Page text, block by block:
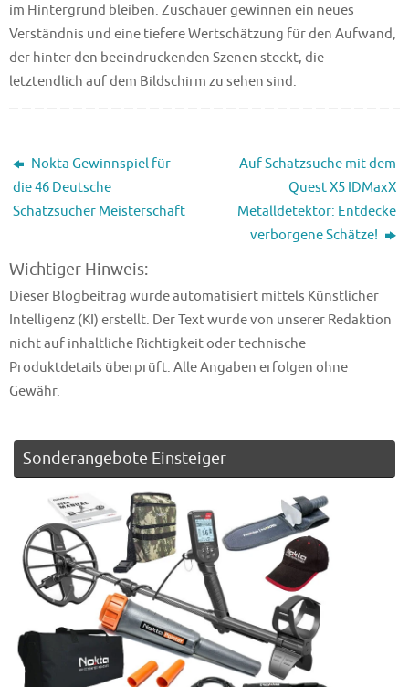
im Hintergrund bleiben. Zuschauer gewinnen ein neues
Verständnis und eine tiefere Wertschätzung für den Aufwand,
der hinter den beeindruckenden Szenen steckt, die
letztendlich auf dem Bildschirm zu sehen sind.
Nokta Gewinnspiel für
die 46 Deutsche
Schatzsucher Meisterschaft
Auf Schatzsuche mit dem
Quest X5 IDMaxX
Metalldetektor: Entdecke
verborgene Schätze!
Wichtiger Hinweis:
Dieser Blogbeitrag wurde automatisiert mittels Künstlicher
Intelligenz (KI) erstellt. Der Text wurde von unserer Redaktion
nicht auf inhaltliche Richtigkeit oder technische
Produktdetails überprüft. Alle Angaben erfolgen ohne
Gewähr.
Sonderangebote Einsteiger